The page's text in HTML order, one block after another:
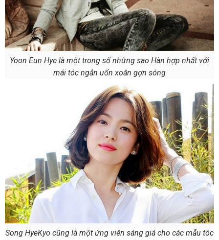
Yoon Eun Hye là một trong số những sao Hàn hợp nhất với
mái tóc ngắn uốn xoăn gợn sóng
Song HyeKyo cũng là một ứng viên sáng giá cho các mẫu tóc